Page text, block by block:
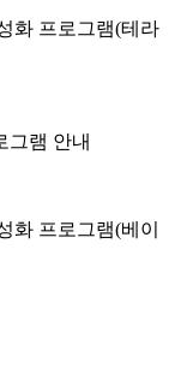
화 프로그램(테라
그램 안내
화 프로그램(베이